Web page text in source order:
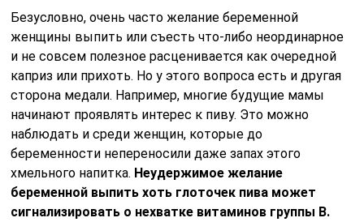
Безусловно, очень часто желание беременной
женщины выпить или съесть что-либо неординарное
и не совсем полезное расценивается как очередной
каприз или прихоть. Но у этого вопроса есть и другая
сторона медали. Например, многие будущие мамы
начинают проявлять интерес к пиву. Это можно
наблюдать и среди женщин, которые до
беременности непереносили даже запах этого
хмельного напитка. Неудержимое желание
беременной выпить хоть глоточек пива может
сигнализировать о нехватке витаминов группы В.